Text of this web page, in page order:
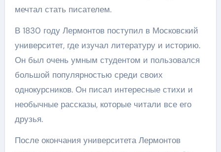
мечтал стать писателем.
В 1830 году Лермонтов поступил в Московский
университет, где изучал литературу и историю.
Он был очень умным студентом и пользовался
большой популярностью среди своих
однокурсников. Он писал интересные стихи и
необычные рассказы, которые читали все его
друзья.
После окончания университета Лермонтов